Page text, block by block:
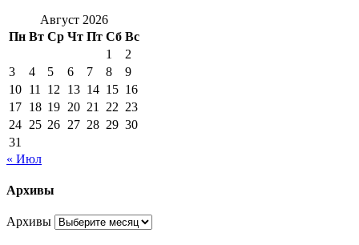
Август 2026
Пн Вт Ср Чт Пт Сб Вс
1
2
3
4 5 6 7 8
9
10 11 12 13 14 15 16
17 18 19 20 21 22 23
24 25 26 27 28 29 30
31
« Июл
Архивы
Архивы